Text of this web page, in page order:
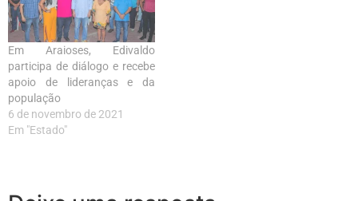
Em Araioses, Edivaldo
participa de diálogo e recebe
apoio de lideranças e da
população
6 de novembro de 2021
Em "Estado"